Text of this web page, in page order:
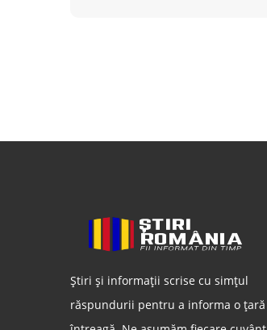
Știri și informații scrise cu simțul
răspundurii pentru a informa o țară